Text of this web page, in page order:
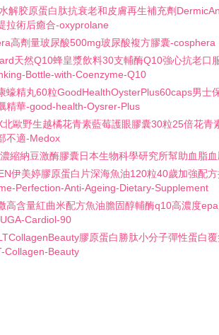
解胶原蛋白肽抗衰老和皮膚再生補充劑
拉術后癒合-oxyprolane
高劑量玻尿酸500mg玻尿酸複方膠囊-cosphera
天然Q10蜂皇漿飲料30支輔酶Q10強心抗老口
Bottle-with-Coenzyme-Q10
蠔精丸60粒GoodHealthOysterPlus60caps男士
精華-good-health-Oysrer-Plus
北歐野生越橘花青素藍莓護眼膠囊30粒25倍花青
不適-Medox
縮納豆激酶膠囊日本生物科學研究所幫助血脂
伊美婷膠原蛋白片深海魚油120粒40歲加強配
Perfection-Anti-Ageing-Dietary-Supplement
高含量紅曲米配方魚油膽固醇輔酶q10高濃度
Cardiol-90
膠原蛋白勝肽小分子彈性蛋白
Collagen-Beauty